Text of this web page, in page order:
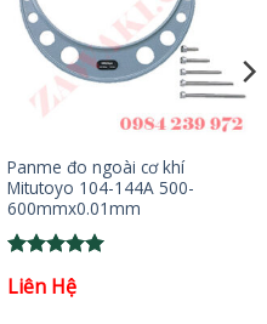
Panme đo ngoài cơ khí
Mitutoyo 104-144A 500-
600mmx0.01mm
out of 5
Liên Hệ